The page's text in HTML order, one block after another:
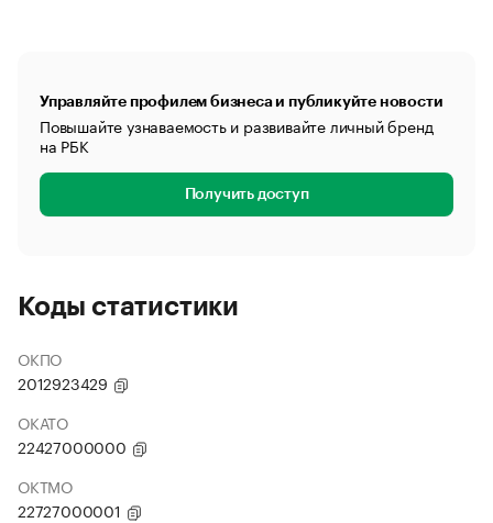
Управляйте профилем бизнеса и публикуйте новости
Повышайте узнаваемость и развивайте личный бренд
на РБК
Получить доступ
Коды статистики
ОКПО
2012923429
ОКАТО
22427000000
ОКТМО
22727000001